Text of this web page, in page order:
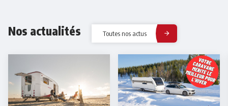
Nos actualités Toutes nos actus